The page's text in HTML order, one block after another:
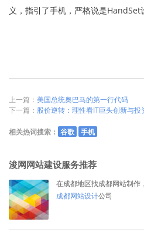
义，指引了手机，严格说是HandSet
上一篇： 美国总统奥巴马的第一行代码
下一篇： 股价逆转：理性看IT巨头创新与投
相关热词搜索： 谷歌 手机
浚网网站建设服务推荐
在成都地区找成都网站制作
成都网站设计公司